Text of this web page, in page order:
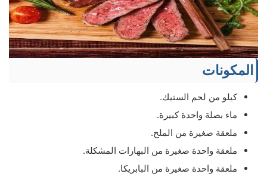
المكونات
كيلو من لحم الستيك.
ماء بصلة واحدة كبيرة.
ملعقة صغيرة من الملح.
ملعقة واحدة صغيرة من البهارات المشكلة.
ملعقة واحدة صغيرة من البابريكا.